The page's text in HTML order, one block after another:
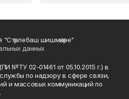
шишмәләре"
данных
№ТУ 02-01461 от 05.10.2015 г.) в
по надзору в сфере связи,
и массовых коммуникаций по